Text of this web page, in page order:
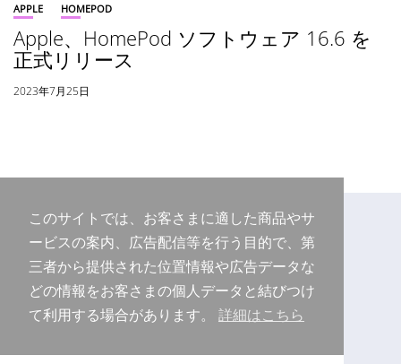
APPLE HOMEPOD
Apple、HomePod ソフトウェア 16.6 を
正式リリース
2023年7月25日
このサイトでは、お客さまに適した商品やサ
ービスの案内、広告配信等を行う目的で、第
三者から提供された位置情報や広告データな
どの情報をお客さまの個人データと結びつけ
て利用する場合があります。 詳細はこちら